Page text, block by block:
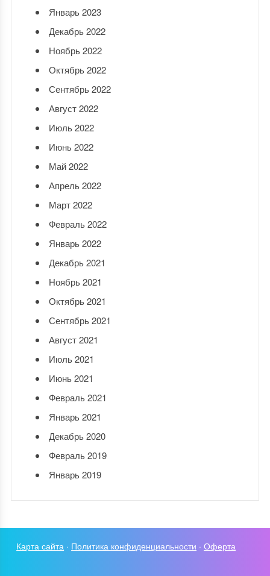
Январь 2023
Декабрь 2022
Ноябрь 2022
Октябрь 2022
Сентябрь 2022
Август 2022
Июль 2022
Июнь 2022
Май 2022
Апрель 2022
Март 2022
Февраль 2022
Январь 2022
Декабрь 2021
Ноябрь 2021
Октябрь 2021
Сентябрь 2021
Август 2021
Июль 2021
Июнь 2021
Февраль 2021
Январь 2021
Декабрь 2020
Февраль 2019
Январь 2019
Карта сайта · Политика конфиденциальности ·Оферта